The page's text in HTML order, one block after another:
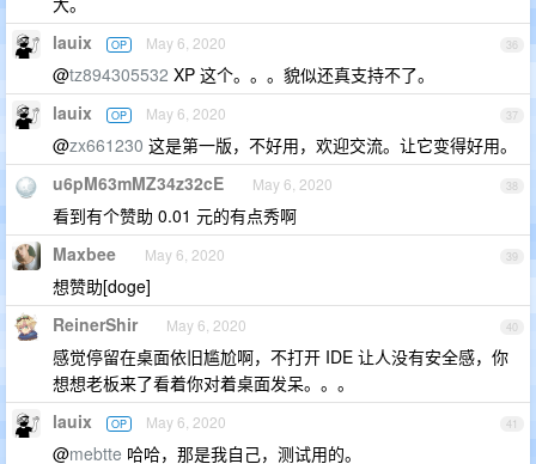
36
lauix OP May 6, 2020
@tz894305532 XP 这个。。。貌似还真支持不了。
37
lauix OP May 6, 2020
@zx661230 这是第一版，不好用，欢迎交流。让它变得好用。
38
u6pM63mMZ34z32cE May 6, 2020
看到有个赞助 0.01 元的有点秀啊
39
Maxbee May 6, 2020
想赞助[doge]
40
ReinerShir May 6, 2020
感觉停留在桌面依旧尴尬啊，不打开 IDE 让人没有安全感，你
想想老板来了看着你对着桌面发呆。。。
41
lauix OP May 6, 2020
@mebtte 哈哈，那是我自己，测试用的。